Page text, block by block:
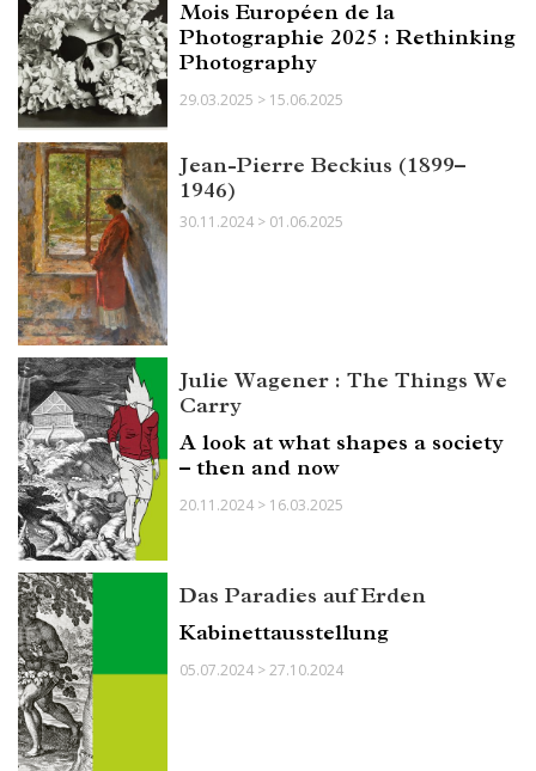
Mois Européen de la
Photographie 2025 : Rethinking
Photography
29.03.2025 > 15.06.2025
Jean-Pierre Beckius (1899–
1946)
30.11.2024 > 01.06.2025
Julie Wagener : The Things We
Carry
A look at what shapes a society
– then and now
20.11.2024 > 16.03.2025
Das Paradies auf Erden
Kabinettausstellung
05.07.2024 > 27.10.2024